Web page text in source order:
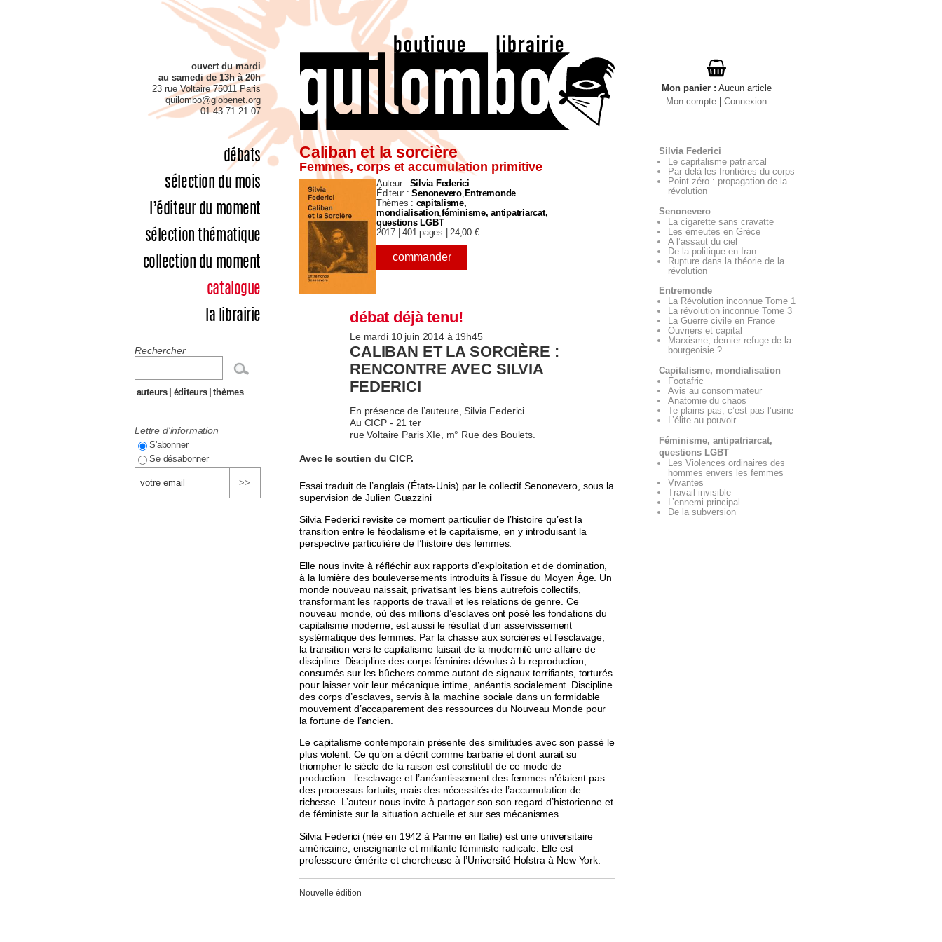
ouvert du mardi
au samedi de 13h à 20h
23 rue Voltaire 75011 Paris
quilombo@globenet.org
01 43 71 21 07
Mon panier: Aucun article
Mon compte | Connexion
débats
sélection du mois
l’éditeur du moment
sélection thématique
collection du moment
catalogue
la librairie
Rechercher
auteurs éditeurs thèmes
Lettre d'information
S'abonner
Se désabonner
Caliban et la sorcière
Femmes, corps et accumulation primitive
Auteur : Silvia Federici
Éditeur :Senonevero Entremonde
Thèmes : capitalisme,
mondialisation féminisme, antipatriarcat,
questions LGBT
2017 |
401 pages | 24,00 €
commander
débat déjà tenu!
Le mardi 10 juin 2014 à 19h45
CALIBAN ET LA SORCIÈRE :
RENCONTRE AVEC SILVIA
FEDERICI
En présence de l’auteure, Silvia Federici.
Au CICP - 21 ter
rue Voltaire Paris XIe, m° Rue des Boulets.
Avec le soutien du CICP.
Essai traduit de l’anglais (États-Unis) par le collectif Senonevero, sous la
supervision de Julien Guazzini
Silvia Federici revisite ce moment particulier de l’histoire qu’est la
transition entre le féodalisme et le capitalisme, en y introduisant la
perspective particulière de l’histoire des femmes.
Elle nous invite à réfléchir aux rapports d’exploitation et de domination,
à la lumière des bouleversements introduits à l’issue du Moyen Âge. Un
monde nouveau naissait, privatisant les biens autrefois collectifs,
transformant les rapports de travail et les relations de genre. Ce
nouveau monde, où des millions d’esclaves ont posé les fondations du
capitalisme moderne, est aussi le résultat d’un asservissement
systématique des femmes. Par la chasse aux sorcières et l’esclavage,
la transition vers le capitalisme faisait de la modernité une affaire de
discipline. Discipline des corps féminins dévolus à la reproduction,
consumés sur les bûchers comme autant de signaux terrifiants, torturés
pour laisser voir leur mécanique intime, anéantis socialement. Discipline
des corps d’esclaves, servis à la machine sociale dans un formidable
mouvement d’accaparement des ressources du Nouveau Monde pour
la fortune de l’ancien.
Le capitalisme contemporain présente des similitudes avec son passé le
plus violent. Ce qu’on a décrit comme barbarie et dont aurait su
triompher le siècle de la raison est constitutif de ce mode de
production : l’esclavage et l’anéantissement des femmes n’étaient pas
des processus fortuits, mais des nécessités de l’accumulation de
richesse. L’auteur nous invite à partager son son regard d’historienne et
de féministe sur la situation actuelle et sur ses mécanismes.
Silvia Federici (née en 1942 à Parme en Italie) est une universitaire
américaine, enseignante et militante féministe radicale. Elle est
professeure émérite et chercheuse à l’Université Hofstra à New York.
Nouvelle édition
Silvia Federici
Le capitalisme patriarcal
Par-delà les frontières du corps
Point zéro : propagation de la
révolution
Senonevero
La cigarette sans cravatte
Les émeutes en Grèce
A l’assaut du ciel
De la politique en Iran
Rupture dans la théorie de la
révolution
Entremonde
La Révolution inconnue Tome 1
La révolution inconnue Tome 3
La Guerre civile en France
Ouvriers et capital
Marxisme, dernier refuge de la
bourgeoisie ?
Capitalisme, mondialisation
Footafric
Avis au consommateur
Anatomie du chaos
Te plains pas, c’est pas l’usine
L’élite au pouvoir
Féminisme, antipatriarcat,
questions LGBT
Les Violences ordinaires des
hommes envers les femmes
Vivantes
Travail invisible
L’ennemi principal
De la subversion